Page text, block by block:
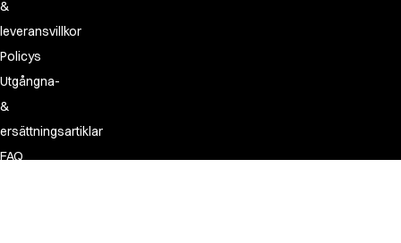
&
leveransvillkor
Policys
Utgångna-
&
ersättningsartiklar
FAQ